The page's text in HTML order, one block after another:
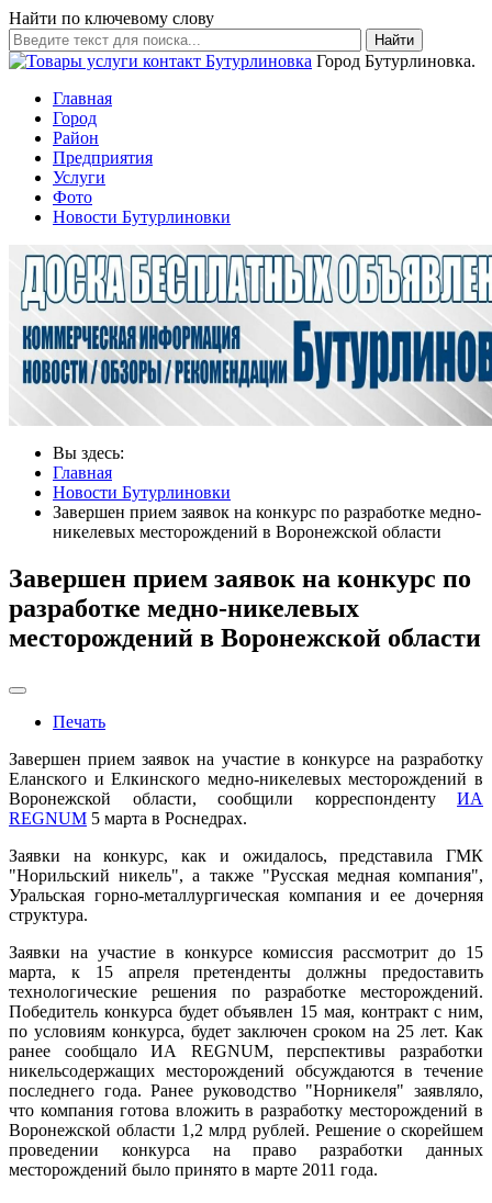
Найти по ключевому слову
Найти
Город Бутурлиновка.
Главная
Город
Район
Предприятия
Услуги
Фото
Новости Бутурлиновки
Вы здесь:
Главная
Новости Бутурлиновки
Завершен прием заявок на конкурс по разработке медно-
никелевых месторождений в Воронежской области
Завершен прием заявок на конкурс по
разработке медно-никелевых
месторождений в Воронежской области
Печать
Завершен прием заявок на участие в конкурсе на разработку
Еланского и Елкинского медно-никелевых месторождений в
Воронежской области, сообщили корреспонденту ИА
REGNUM 5 марта в Роснедрах.
Заявки на конкурс, как и ожидалось, представила ГМК
"Норильский никель", а также "Русская медная компания",
Уральская горно-металлургическая компания и ее дочерняя
структура.
Заявки на участие в конкурсе комиссия рассмотрит до 15
марта, к 15 апреля претенденты должны предоставить
технологические решения по разработке месторождений.
Победитель конкурса будет объявлен 15 мая, контракт с ним,
по условиям конкурса, будет заключен сроком на 25 лет. Как
ранее сообщало ИА REGNUM, перспективы разработки
никельсодержащих месторождений обсуждаются в течение
последнего года. Ранее руководство "Норникеля" заявляло,
что компания готова вложить в разработку месторождений в
Воронежской области 1,2 млрд рублей. Решение о скорейшем
проведении конкурса на право разработки данных
месторождений было принято в марте 2011 года.